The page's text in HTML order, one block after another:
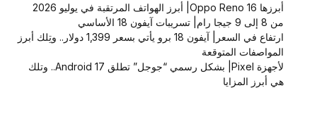
أبرزها Oppo Reno 16| أبرز الهواتف المرتقبة في يوليو 2026
من 8 إلى 9 جيجا رام| تسريبات آيفون 18 الأساسي
ارتفاع في السعر| آيفون 18 برو يأتي بسعر 1,399 دولار.. وتِلك أبرز
المواصفات المتوقعة
لأجهزة Pixel| بشكل رسمي “جوجل” تطلق Android 17.. وتلك
هي أبرز المزايا